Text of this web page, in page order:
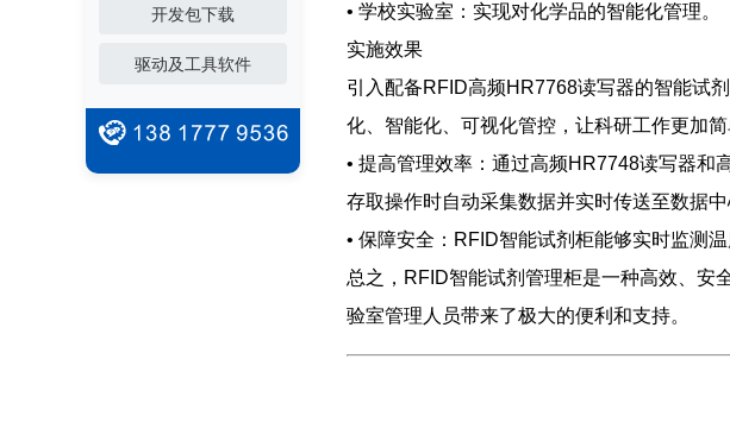
开发包下载
驱动及工具软件
• 学校实验室：实现对化学品的智能化管理。
实施效果
引入配备RFID高频HR7768读写器的智能试
化、智能化、可视化管控，让科研工作更加简
• 提高管理效率：通过高频HR7748读写器和
存取操作时自动采集数据并实时传送至数据
• 保障安全：RFID智能试剂柜能够实时监测
总之，RFID智能试剂管理柜是一种高效、安
验室管理人员带来了极大的便利和支持。